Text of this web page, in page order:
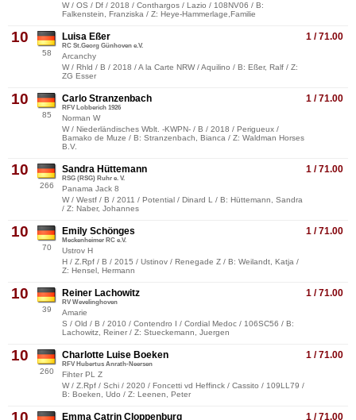
W / OS / Df / 2018 / Conthargos / Lazio / 108NV06 / B:
Falkenstein, Franziska / Z: Heye-Hammerlage,Familie
10
58
1 / 71.00
Luisa Eßer
RC St.Georg Günhoven e.V.
Arcanchy
W / Rhld / B / 2018 / A la Carte NRW / Aquilino / B: Eßer, Ralf / Z:
ZG Esser
10
85
1 / 71.00
Carlo Stranzenbach
RFV Lobberich 1926
Norman W
W / Niederländisches Wblt. -KWPN- / B / 2018 / Perigueux /
Bamako de Muze / B: Stranzenbach, Bianca / Z: Waldman Horses
B.V.
10
266
1 / 71.00
Sandra Hüttemann
RSG (RSG) Ruhr e. V.
Panama Jack 8
W / Westf / B / 2011 / Potential / Dinard L / B: Hüttemann, Sandra
/ Z: Naber, Johannes
10
70
1 / 71.00
Emily Schönges
Meckenheimer RC e.V.
Ustrov H
H / Z.Rpf / B / 2015 / Ustinov / Renegade Z / B: Weilandt, Katja /
Z: Hensel, Hermann
10
39
1 / 71.00
Reiner Lachowitz
RV Wevelinghoven
Amarie
S / Old / B / 2010 / Contendro I / Cordial Medoc / 106SC56 / B:
Lachowitz, Reiner / Z: Stueckemann, Juergen
10
260
1 / 71.00
Charlotte Luise Boeken
RFV Hubertus Anrath-Neersen
Fihter PL Z
W / Z.Rpf / Schi / 2020 / Foncetti vd Heffinck / Cassito / 109LL79 /
B: Boeken, Udo / Z: Leenen, Peter
1 / 71.00
Emma Catrin Cloppenburg